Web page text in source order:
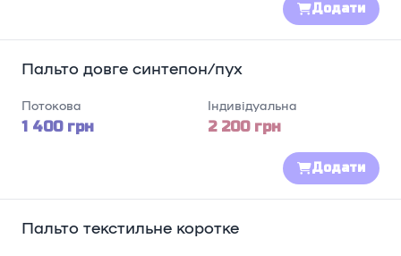
Додати
Пальто довге синтепон/пух
Потокова
1 400 грн
Індивідуальна
2 200 грн
Додати
Пальто текстильне коротке